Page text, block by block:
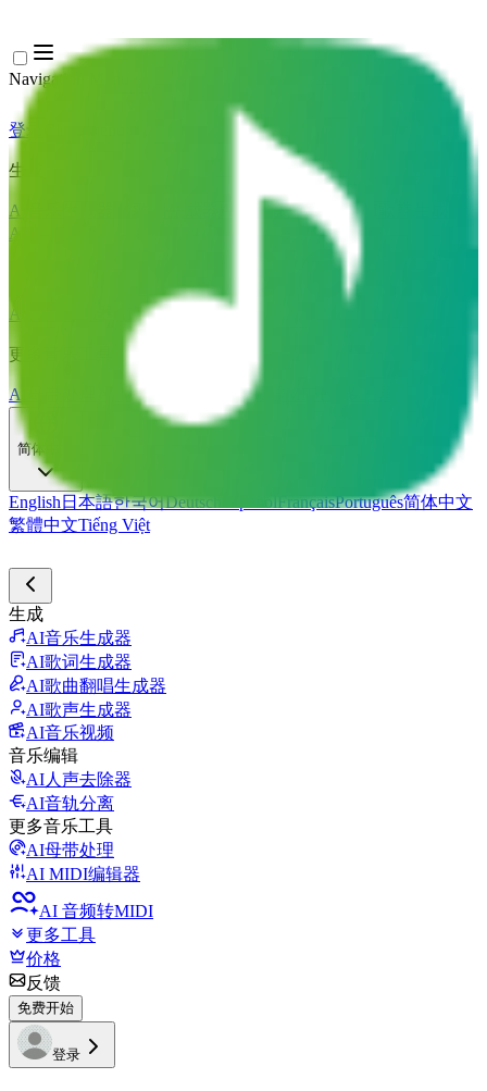
Navigation Menu
登录
生成
AI音乐生成器 AI歌曲翻唱生成器AI歌声生成器
AI音乐视频
AI人声去除器 AI音轨分离
更多音乐工具
AI母带处理 AI MIDI编辑器 AI 音频转MIDI
简体中文
English 日本語한국어Deutsch EspañolFrançaisPortuguês简体中文
繁體中文Tiếng Việt
生成
AI音乐生成器
AI歌词生成器
AI歌曲翻唱生成器
AI歌声生成器
AI音乐视频
音乐编辑
AI人声去除器
AI音轨分离
更多音乐工具
AI母带处理
AI MIDI编辑器
AI 音频转MIDI
更多工具
价格
反馈
免费开始
登录